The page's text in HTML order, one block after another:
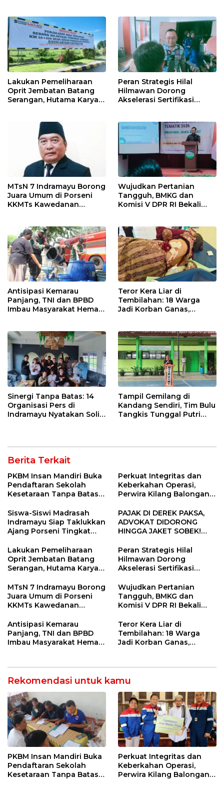
Pekanbaru!
Lakukan Pemeliharaan
Oprit Jembatan Batang
Serangan, Hutama Karya
Peran Strategis Hilal
Hilmawan Dorong
Akselerasi Sertifikasi
Indramayu
MTsN 7 Indramayu Borong
Juara Umum di Porseni
KKMTs Kawedanan
Wujudkan Pertanian
Tangguh, BMKG dan
Komisi V DPR RI Bekali
Antisipasi Kemarau
Panjang, TNI dan BPBD
Imbau Masyarakat Hemat
Teror Kera Liar di
Tembilahan: 18 Warga
Jadi Korban Ganas,
Sinergi Tanpa Batas: 14
Organisasi Pers di
Indramayu Nyatakan Solid
Tampil Gemilang di
Kandang Sendiri, Tim Bulu
Tangkis Tunggal Putri
Berita Terkait
PKBM Insan Mandiri Buka
Pendaftaran Sekolah
Kesetaraan Tanpa Batas
Perkuat Integritas dan
Keberkahan Operasi,
Perwira Kilang Balongan
Siswa-Siswi Madrasah
Indramayu Siap Taklukkan
Ajang Porseni Tingkat
PAJAK DI DEREK PAKSA,
ADVOKAT DIDORONG
HINGGA JAKET SOBEK!
Ngamuk Kepung Polresta
Pekanbaru!
Lakukan Pemeliharaan
Oprit Jembatan Batang
Serangan, Hutama Karya
55 Tol Binjai–Langsa
Peran Strategis Hilal
Hilmawan Dorong
Akselerasi Sertifikasi
Entaskan Kemiskinan di
Indramayu
MTsN 7 Indramayu Borong
Juara Umum di Porseni
KKMTs Kawedanan
Wujudkan Pertanian
Tangguh, BMKG dan
Komisi V DPR RI Bekali
Sekolah Lapang Iklim
Antisipasi Kemarau
Panjang, TNI dan BPBD
Imbau Masyarakat Hemat
Teror Kera Liar di
Tembilahan: 18 Warga
Jadi Korban Ganas,
Rekomendasi untuk kamu
PKBM Insan Mandiri Buka
Pendaftaran Sekolah
Kesetaraan Tanpa Batas
Perkuat Integritas dan
Keberkahan Operasi,
Perwira Kilang Balongan